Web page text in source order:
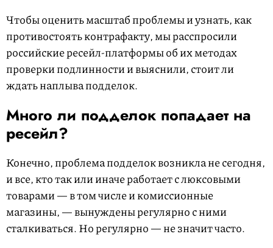
Чтобы оценить масштаб проблемы и узнать, как
противостоять контрафакту, мы расспросили
российские ресейл-платформы об их методах
проверки подлинности и выяснили, стоит ли
ждать наплыва подделок.
Много ли подделок попадает на
ресейл?
Конечно, проблема подделок возникла не сегодня,
и все, кто так или иначе работает с люксовыми
товарами — в том числе и комиссионные
магазины, — вынуждены регулярно с ними
сталкиваться. Но регулярно — не значит часто.